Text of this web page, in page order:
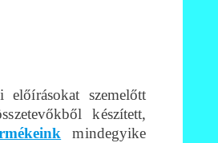
előírásokat szemelőtt
készített,
mindegyike